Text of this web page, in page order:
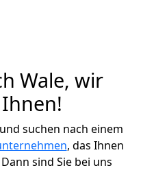
Wale, wir
suchen nach einem
, das Ihnen
sind Sie bei uns